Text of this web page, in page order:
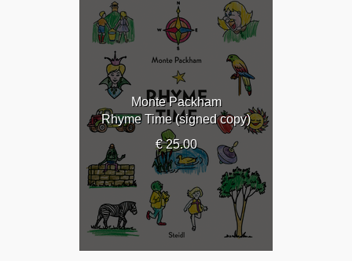
Monte Packham
Rhyme Time (signed copy)
€ 25.00